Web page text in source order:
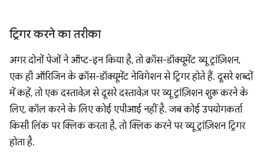
ट्रिगर करने का तरीका
अगर दोनों पेजों ने ऑप्ट-इन किया है, तो क्रॉस-डॉक्यूमेंट व्यू ट्रांज़िशन,
एक ही ऑरिजिन के क्रॉस-डॉक्यूमेंट नेविगेशन से ट्रिगर होते हैं. दूसरे शब्दों
में कहें, तो एक दस्तावेज़ से दूसरे दस्तावेज़ पर व्यू ट्रांज़िशन शुरू करने के
लिए, कॉल करने के लिए कोई एपीआई नहीं है. जब कोई उपयोगकर्ता
किसी लिंक पर क्लिक करता है, तो क्लिक करने पर व्यू ट्रांज़िशन ट्रिगर
होता है.